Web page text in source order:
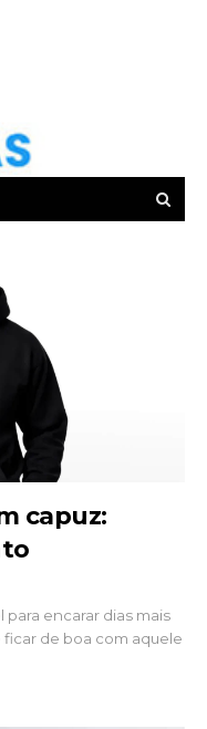
capuz:
encarar dias mais
ficar de boa com aquele